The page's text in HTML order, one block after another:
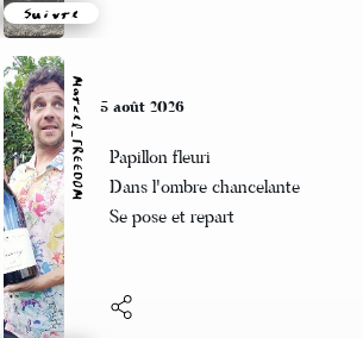
Suivre
Marcel_FREEDOM 5 août 2026
Papillon fleuri
Dans l'ombre chancelante
Se pose et repart